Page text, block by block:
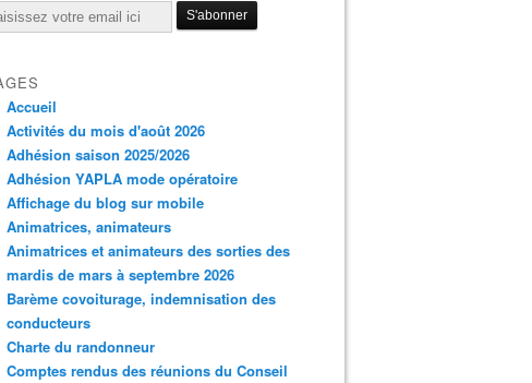
Accueil
Activités du mois d'août 2026
Adhésion saison 2025/2026
Adhésion YAPLA mode opératoire
Affichage du blog sur mobile
Animatrices, animateurs
Animatrices et animateurs des sorties des
mardis de mars à septembre 2026
Barème covoiturage, indemnisation des
conducteurs
Charte du randonneur
Comptes rendus des réunions du Conseil